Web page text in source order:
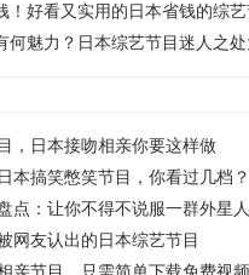
！好看又实用的日本省钱的综
何魅力？日本综艺节目迷人之
，日本接吻相亲你要这样做
本搞笑憋笑节目，你看过几档？
点：让你不得不说服一群外星
网友认出的日本综艺节目